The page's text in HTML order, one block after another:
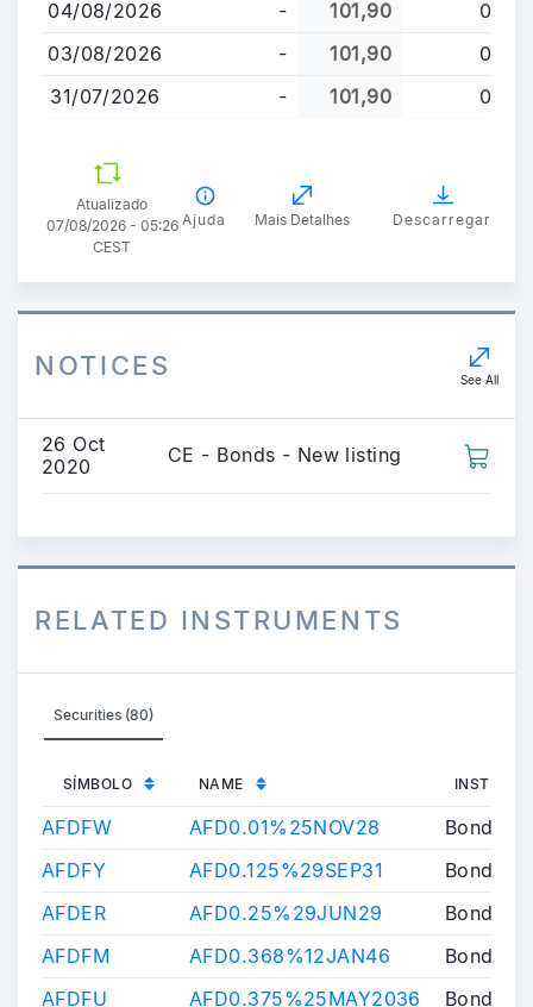
04/08/2026
- 101,90
0
03/08/2026
- 101,90
0
31/07/2026
- 101,90 0
Atualizado
07/08/2026 - 05:26
CEST
Ajuda Mais Detalhes Descarregar
NOTICES See All
26 Oct
2020
CE - Bonds - New listing
RELATED INSTRUMENTS
Securities (80)
SÍMBOLO NAME
AFDFW AFD0.01%25NOV28
Bond
AFDFY
AFD0.125%29SEP31
Bond
AFDER
AFD0.25%29JUN29
Bond
AFDFM
AFD0.368%12JAN46
Bond
AFDFU
AFD0.375%25MAY2036 Bond